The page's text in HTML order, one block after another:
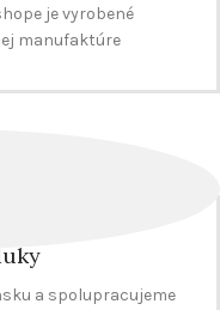
je vyrobené
manufaktúre
a spolupracujeme